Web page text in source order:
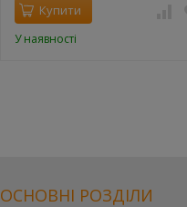
Купити
У наявності
ОСНОВНІ РОЗДІЛИ